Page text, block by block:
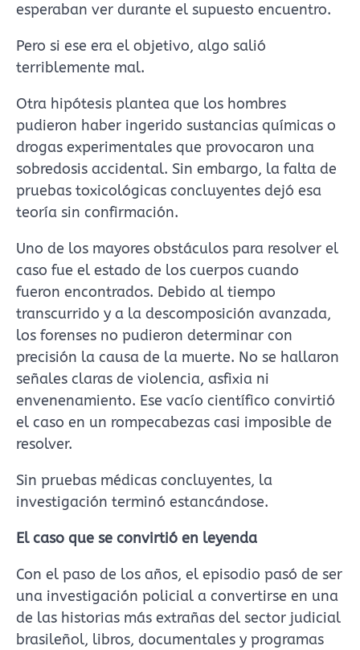
esperaban ver durante el supuesto encuentro.
Pero si ese era el objetivo, algo salió
terriblemente mal.
Otra hipótesis plantea que los hombres
pudieron haber ingerido sustancias químicas o
drogas experimentales que provocaron una
sobredosis accidental. Sin embargo, la falta de
pruebas toxicológicas concluyentes dejó esa
teoría sin confirmación.
Uno de los mayores obstáculos para resolver el
caso fue el estado de los cuerpos cuando
fueron encontrados. Debido al tiempo
transcurrido y a la descomposición avanzada,
los forenses no pudieron determinar con
precisión la causa de la muerte. No se hallaron
señales claras de violencia, asfixia ni
envenenamiento. Ese vacío científico convirtió
el caso en un rompecabezas casi imposible de
resolver.
Sin pruebas médicas concluyentes, la
investigación terminó estancándose.
El caso que se convirtió en leyenda
Con el paso de los años, el episodio pasó de ser
una investigación policial a convertirse en una
de las historias más extrañas del sector judicial
brasileñol, libros, documentales y programas